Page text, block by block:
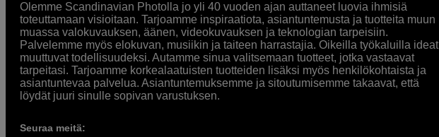
Olemme Scandinavian Photolla jo yli 40 vuoden ajan auttaneet luovia ihmisiä
toteuttamaan visioitaan. Tarjoamme inspiraatiota, asiantuntemusta ja tuotteita muun
muassa valokuvauksen, äänen, videokuvauksen ja teknologian tarpeisiin.
Palvelemme myös elokuvan, musiikin ja taiteen harrastajia. Oikeilla työkaluilla ideat
muuttuvat todellisuudeksi. Autamme sinua valitsemaan tuotteet, jotka vastaavat
tarpeitasi. Tarjoamme korkealaatuisten tuotteiden lisäksi myös henkilökohtaista ja
asiantuntevaa palvelua. Asiantuntemuksemme ja sitoutumisemme takaavat, että
löydät juuri sinulle sopivan varustuksen.
Seuraa meitä: